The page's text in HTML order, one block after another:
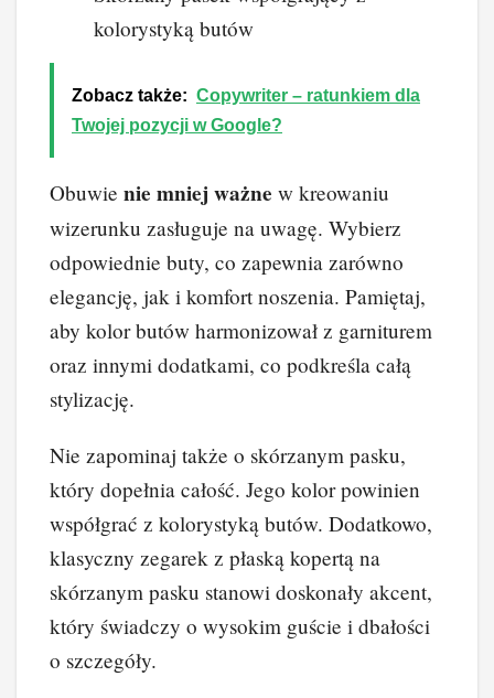
kolorystyką butów
Zobacz także: Copywriter – ratunkiem dla
Twojej pozycji w Google?
Obuwie nie mniej ważne w kreowaniu
wizerunku zasługuje na uwagę. Wybierz
odpowiednie buty, co zapewnia zarówno
elegancję, jak i komfort noszenia. Pamiętaj,
aby kolor butów harmonizował z garniturem
oraz innymi dodatkami, co podkreśla całą
stylizację.
Nie zapominaj także o skórzanym pasku,
który dopełnia całość. Jego kolor powinien
współgrać z kolorystyką butów. Dodatkowo,
klasyczny zegarek z płaską kopertą na
skórzanym pasku stanowi doskonały akcent,
który świadczy o wysokim guście i dbałości
o szczegóły.